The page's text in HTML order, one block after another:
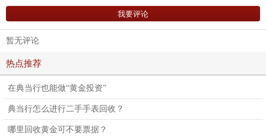
暂无评论
热点推荐
在典当行也能做“黄金投资”
典当行怎么进行二手手表回收？
哪里回收黄金可不要票据？